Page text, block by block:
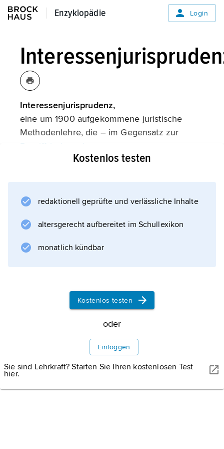
Enzyklopädie
Enzyklopädie Login
Interessenjurisprudenz,
eine um 1900 aufgekommene juristische
Methodenlehre, die – im Gegensatz zur
Begriffsjurisprudenz
– die Rechtsordnung nicht als System
lassen, sondern als ein System von
soziale Interessenkonflikte. Daraus wird die
Notwendigkeit einer teleologischen
Auslegung des Gesetzes hergeleitet,
Informationen zum Artikel
Kostenlos testen
redaktionell geprüfte und verlässliche Inhalte
altersgerecht aufbereitet im Schullexikon
monatlich kündbar
Kostenlos testen
oder
Einloggen
Sie sind Lehrkraft? Starten Sie Ihren kostenlosen Test
hier.